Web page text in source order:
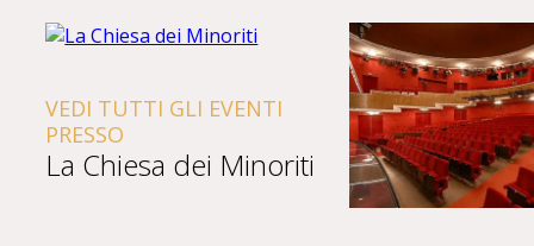
VEDI TUTTI GLI EVENTI
PRESSO
La Chiesa dei Minoriti